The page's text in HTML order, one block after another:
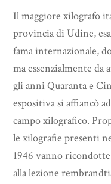
Il maggiore xilografo
provincia di Udine,
fama internazionale,
ma essenzialmente da
gli anni Quaranta e
espositiva si affiancò
campo xilografico.
le xilografie presenti
1946 vanno
alla lezione